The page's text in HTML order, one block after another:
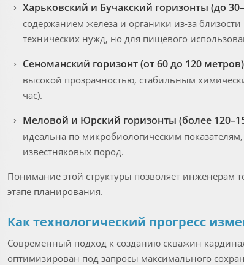
Харьковский и Бучакский горизонты (до
содержанием железа и органики из-за
технических нужд, но для пищевого
Сеноманский горизонт (от 60 до 120
высокой прозрачностью, стабильным
час).
Меловой и Юрский горизонты (более
идеальна по микробиологическим
известняковых пород.
Понимание этой структуры позволяет инженерам
этапе планирования.
Как технологический прогресс
Современный подход к созданию скважин
оптимизирован под запросы максимального